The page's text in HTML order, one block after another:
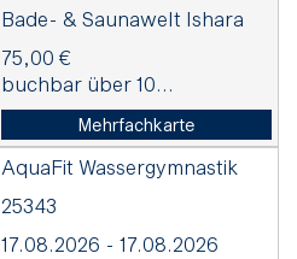
Bade- & Saunawelt Ishara
75,00 €
buchbar über 10...
Mehrfachkarte
AquaFit Wassergymnastik
25343
17.08.2026 - 17.08.2026